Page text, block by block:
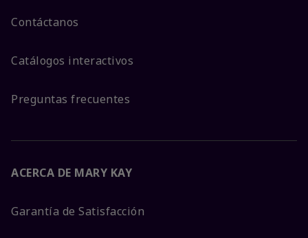
Contáctanos
Catálogos interactivos
Preguntas frecuentes
ACERCA DE MARY KAY
Garantía de Satisfacción